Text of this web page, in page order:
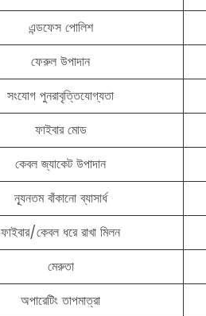
এন্ডফেস পোলিশ
ফেরুল উপাদান
সংযোগ পুনরাবৃত্তিযোগ্যতা
ফাইবার মোড
কেবল জ্যাকেট উপাদান
ন্যূনতম বাঁকানো ব্যাসার্ধ
ফাইবার/কেবল ধরে রাখা মিলন
মেরুতা
অপারেটিং তাপমাত্রা